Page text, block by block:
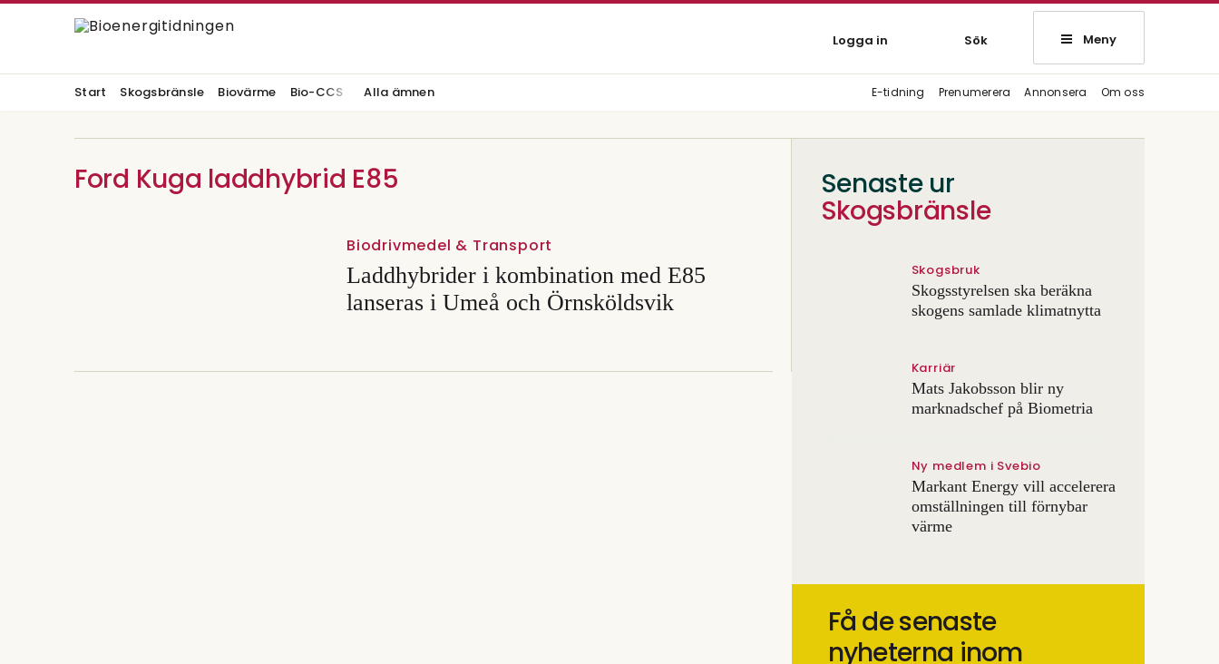
Logga in Sök Meny
Start Skogsbränsle Biovärme Bio-CCS Alla ämnen E-tidning Prenumerera Annonsera Om oss
Ford Kuga laddhybrid E85
Biodrivmedel & Transport
Laddhybrider i kombination med E85
lanseras i Umeå och Örnsköldsvik
Senaste ur
Skogsbränsle
Skogsbruk
Skogsstyrelsen ska beräkna
skogens samlade klimatnytta
Karriär
Mats Jakobsson blir ny
marknadschef på Biometria
Ny medlem i Svebio
Markant Energy vill accelerera
omställningen till förnybar
värme
Få de senaste
nyheterna inom